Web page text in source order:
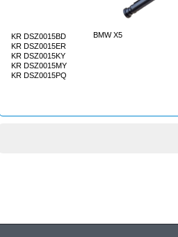
KR DSZ0015BD
KR DSZ0015ER
KR DSZ0015KY
KR DSZ0015MY
KR DSZ0015PQ
BMW X5